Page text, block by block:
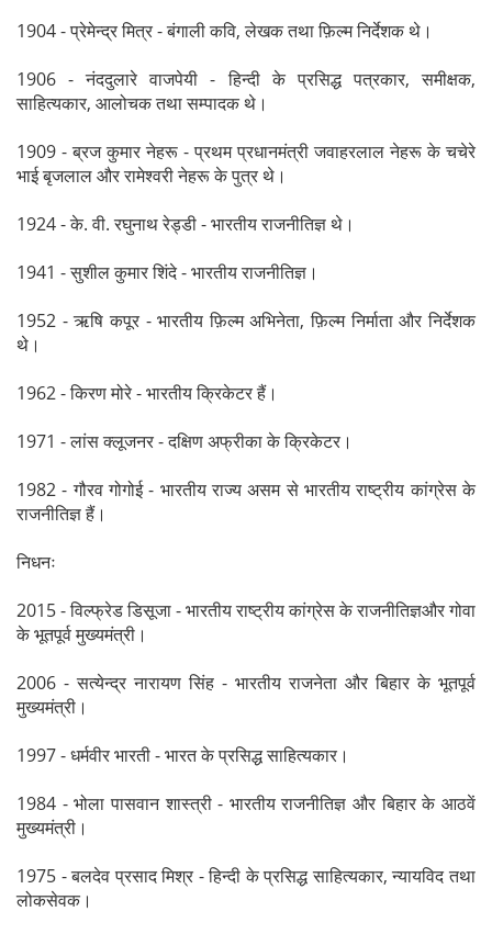
1904 - प्रेमेन्द्र मित्र - बंगाली कवि, लेखक तथा फ़िल्म निर्देशक थे।
1906 - नंददुलारे वाजपेयी - हिन्दी के प्रसिद्ध पत्रकार, समीक्षक,
साहित्यकार, आलोचक तथा सम्पादक थे।
1909 - ब्रज कुमार नेहरू - प्रथम प्रधानमंत्री जवाहरलाल नेहरू के चचेरे
भाई बृजलाल और रामेश्वरी नेहरू के पुत्र थे।
1924 - के. वी. रघुनाथ रेड्डी - भारतीय राजनीतिज्ञ थे।
1941 - सुशील कुमार शिंदे - भारतीय राजनीतिज्ञ।
1952 - ऋषि कपूर - भारतीय फ़िल्म अभिनेता, फ़िल्म निर्माता और निर्देशक
थे।
1962 - किरण मोरे - भारतीय क्रिकेटर हैं।
1971 - लांस क्लूजनर - दक्षिण अफ्रीका के क्रिकेटर।
1982 - गौरव गोगोई - भारतीय राज्य असम से भारतीय राष्ट्रीय कांग्रेस के
राजनीतिज्ञ हैं।
निधनः
2015 - विल्फ्रेड डिसूजा - भारतीय राष्ट्रीय कांग्रेस के राजनीतिज्ञऔर गोवा
के भूतपूर्व मुख्यमंत्री।
2006 - सत्येन्द्र नारायण सिंह - भारतीय राजनेता और बिहार के भूतपूर्व
मुख्यमंत्री।
1997 - धर्मवीर भारती - भारत के प्रसिद्ध साहित्यकार।
1984 - भोला पासवान शास्त्री - भारतीय राजनीतिज्ञ और बिहार के आठवें
मुख्यमंत्री।
1975 - बलदेव प्रसाद मिश्र - हिन्दी के प्रसिद्ध साहित्यकार, न्यायविद तथा
लोकसेवक।